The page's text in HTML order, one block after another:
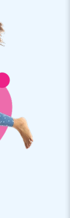
en
hoge kwaliteit
dat ze
Het
lever jij
jouw klanten
ook
wereldwijd
team van